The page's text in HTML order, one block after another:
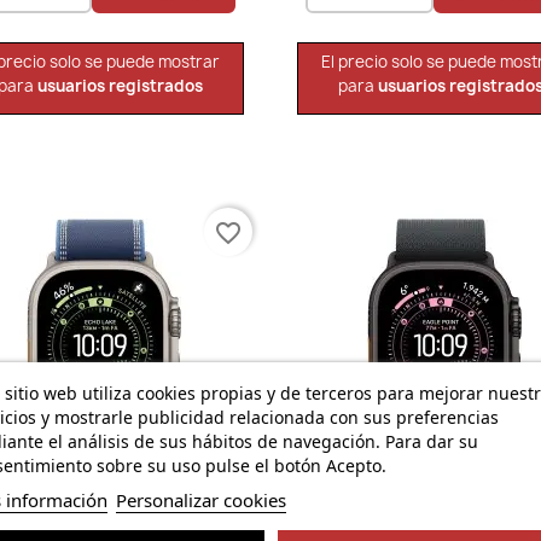
solo se puede mostrar
para usuarios registrados
El precio solo se puede
parausuarios
Vista rápida
Ultra 3 Cell 49mm...
favorite_border

Watch Ultra 3 Cell
sitio web utiliza cookies propias y de terceros para mejorar
y mostrarle publicidad relacionada con sus preferencias
el análisis de sus hábitos de navegación. Para dar su
sobre su uso pulse el botón Acepto.
información Personalizar cookies